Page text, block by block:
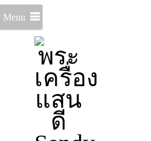
Menu